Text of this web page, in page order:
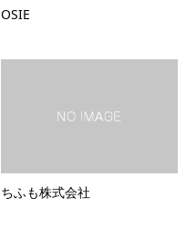
OSIE
ちふも株式会社